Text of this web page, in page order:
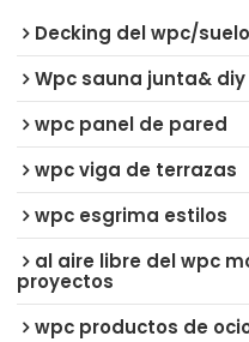
Decking del wpc/suelo
Wpc sauna junta& diy
wpc panel de pared
wpc viga de terrazas
wpc esgrima estilos
al aire libre del wpc
proyectos
wpc productos de